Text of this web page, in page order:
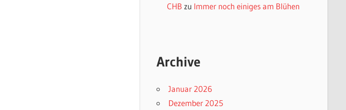
CHB zu Immer noch einiges am Blühen
Archive
Januar 2026
Dezember 2025